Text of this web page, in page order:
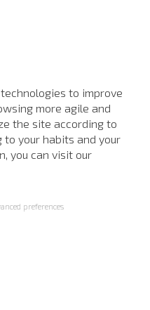
to improve
more agile and
the site according to
to your habits and your
you can visit our
preferences